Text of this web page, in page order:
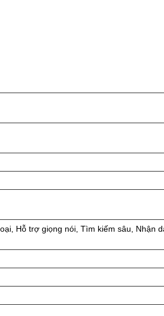
Hỗ trợ giọng nói, Tìm kiếm sâu, Nhận